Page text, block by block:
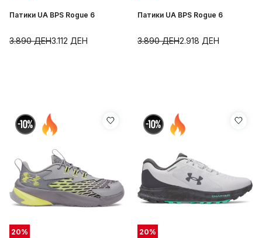
Патики UA BPS Rogue 6
3.112 ДЕН
3.890ДЕН
Патики UA BPS Rogue 6
2.918 ДЕН
3.890ДЕН
20% 20%